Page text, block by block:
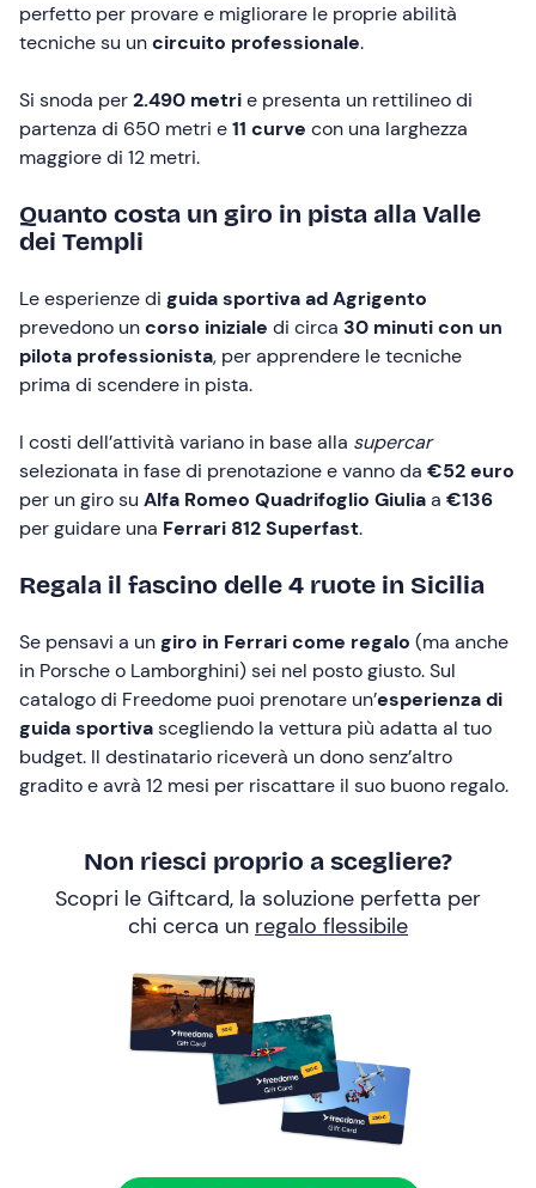
perfetto per provare e migliorare le proprie abilità
tecniche su uncircuito professionale.
Si snoda per2.490 metrie presenta un rettilineo di
partenza di 650 metri e11 curve con una larghezza
maggiore di 12 metri.
Quanto costa un giro in pista alla Valle
dei Templi
Le esperienze di guida sportiva ad Agrigento
prevedono uncorso iniziale di circa 30 minuti con un
pilota professionista, per apprendere le tecniche
prima di scendere in pista.
I costi dell’attività variano in base alla supercar
selezionata in fase di prenotazione e vanno da €52 euro
per un giro su Alfa Romeo Quadrifoglio Giuliaa €136
per guidare una Ferrari 812 Superfast.
Regala il fascino delle 4 ruote in Sicilia
Se pensavi a ungiro in Ferrari come regalo (ma anche
in Porsche o Lamborghini) sei nel posto giusto. Sul
catalogo di Freedome puoi prenotare un’esperienza di
guida sportivascegliendo la vettura più adatta al tuo
budget. Il destinatario riceverà un dono senz’altro
gradito e avrà 12 mesi per riscattare il suo buono regalo.
Non riesci proprio a scegliere?
Scopri le Giftcard, la soluzione perfetta per
chi cerca un regalo flessibile